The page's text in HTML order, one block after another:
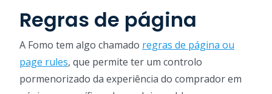
Regras de página
A Fomo tem algo chamado regras de página ou
page rules, que permite ter um controlo
pormenorizado da experiência do comprador em